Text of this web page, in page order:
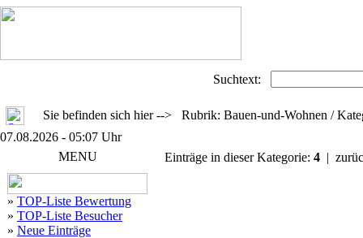
Suchtext:
Sie befinden sich hier --> Rubrik: Bauen-und-Wohnen /
07.08.2026 - 05:07 Uhr
MENU
» TOP-Liste Bewertung
» TOP-Liste Besucher
» Neue Einträge
Einträge in dieser Kategorie: 4 |